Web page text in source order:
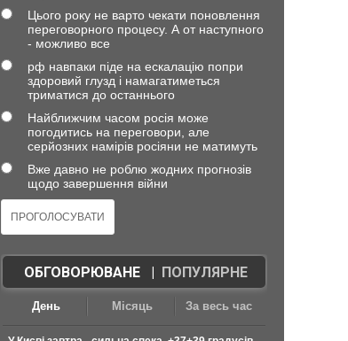
Цього року не варто чекати поновлення
переговорного процесу. А от наступного
- можливо все
рф навпаки піде на ескалацію попри
здоровий глузд і намагатиметься
триматися до останнього
Найближчим часом росія може
погодитись на переговори, але
серйозних намірів росіяни не матимуть
Вже давно не роблю жодних прогнозів
щодо завершення війни
ОБГОВОРЮВАНЕ| ПОПУЛЯРНЕ
День Місяць За весь час